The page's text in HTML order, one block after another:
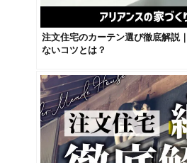
注文住宅のカーテン選び徹底解説
ないコツとは？